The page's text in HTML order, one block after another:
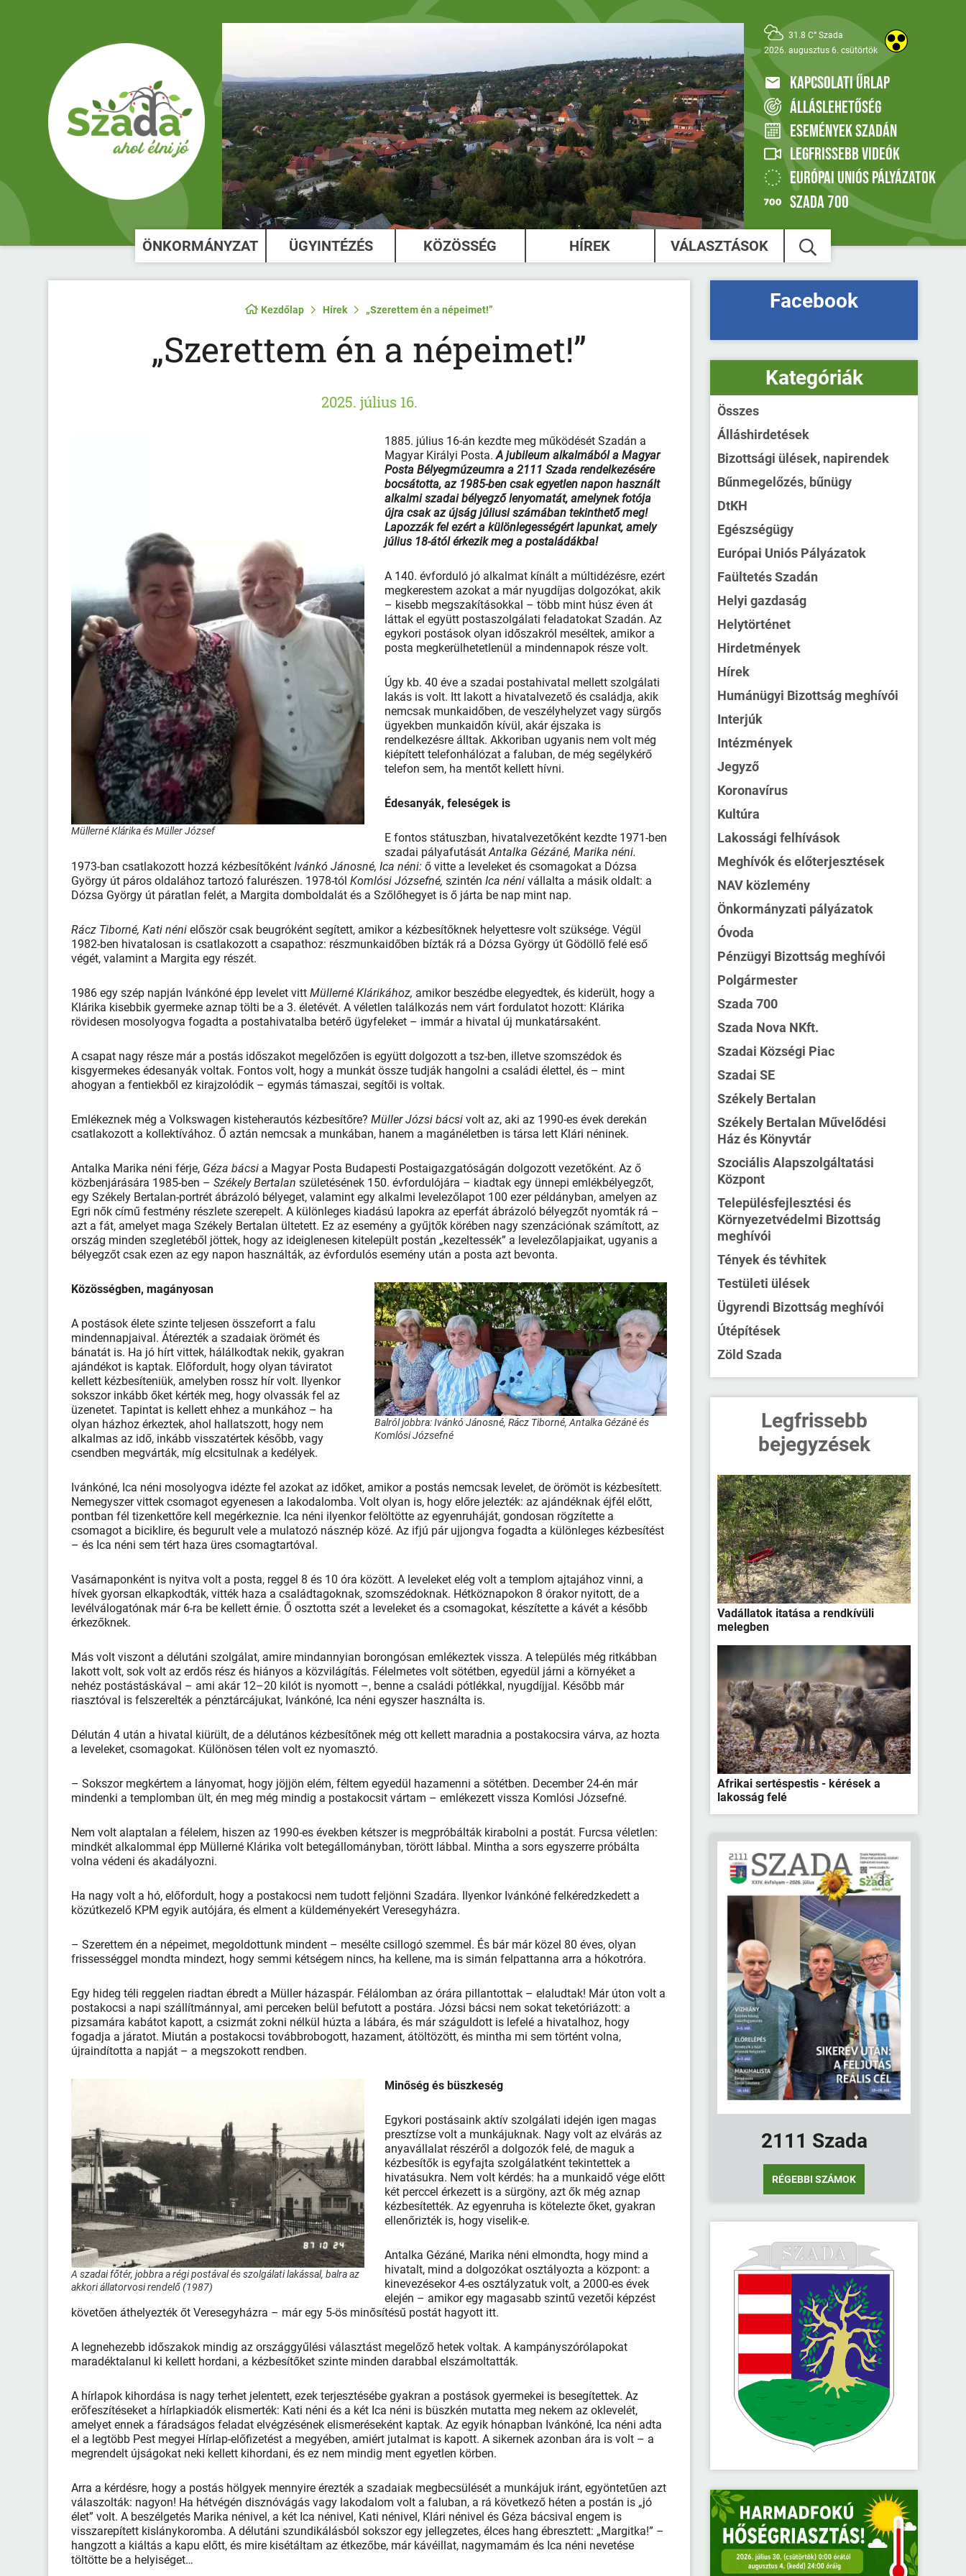
31.8 C° Szada
2026. augusztus 6. csütörtök
KAPCSOLATI ŰRLAP
ÁLLÁSLEHETŐSÉG
ESEMÉNYEK SZADÁN
LEGFRISSEBB VIDEÓK
EURÓPAI UNIÓS PÁLYÁZATOK
SZADA 700
ÖNKORMÁNYZAT ÜGYINTÉZÉS KÖZÖSSÉG HÍREK VÁLASZTÁSOK
Kezdőlap Hírek „Szerettem én a népeimet!”
„Szerettem én a népeimet!”
2025. július 16.
Müllerné Klárika és Müller József
1885. július 16-án kezdte meg működését Szadán a
Magyar Királyi Posta.A jubileum alkalmából a Magyar
Posta Bélyegmúzeumra a 2111 Szada rendelkezésére
bocsátotta, az 1985-ben csak egyetlen napon használt
alkalmi szadai bélyegző lenyomatát, amelynek fotója
újra csak az újság júliusi számában tekinthető meg!
Lapozzák fel ezért a különlegességért lapunkat, amely
július 18-ától érkezik meg a postaládákba!
A 140. évforduló jó alkalmat kínált a múltidézésre, ezért
megkerestem azokat a már nyugdíjas dolgozókat, akik
– kisebb megszakításokkal – több mint húsz éven át
láttak el együtt postaszolgálati feladatokat Szadán. Az
egykori postások olyan időszakról meséltek, amikor a
posta megkerülhetetlenül a mindennapok része volt.
Úgy kb. 40 éve a szadai postahivatal mellett szolgálati
lakás is volt. Itt lakott a hivatalvezető és családja, akik
nemcsak munkaidőben, de veszélyhelyzet vagy sürgős
ügyekben munkaidőn kívül, akár éjszaka is
rendelkezésre álltak. Akkoriban ugyanis nem volt még
kiépített telefonhálózat a faluban, de még segélykérő
telefon sem, ha mentőt kellett hívni.
Édesanyák, feleségek is
E fontos státuszban, hivatalvezetőként kezdte 1971-ben
szadai pályafutását Antalka Gézáné, Marika néni.
1973-ban csatlakozott hozzá kézbesítőkéntIvánkó Jánosné, Ica néni: ő vitte a leveleket és csomagokat a Dózsa
György út páros oldalához tartozó falurészen. 1978-tólKomlósi Józsefné, szinténIca néni vállalta a másik oldalt: a
Dózsa György út páratlan felét, a Margita domboldalát és a Szőlőhegyet is ő járta be nap mint nap.
Rácz Tiborné, Kati néni először csak beugróként segített, amikor a kézbesítőknek helyettesre volt szüksége. Végül
1982-ben hivatalosan is csatlakozott a csapathoz: részmunkaidőben bízták rá a Dózsa György út Gödöllő felé eső
végét, valamint a Margita egy részét.
1986 egy szép napján Ivánkóné épp levelet vittMüllerné Klárikához, amikor beszédbe elegyedtek, és kiderült, hogy a
Klárika kisebbik gyermeke aznap tölti be a 3. életévét. A véletlen találkozás nem várt fordulatot hozott: Klárika
rövidesen mosolyogva fogadta a postahivatalba betérő ügyfeleket – immár a hivatal új munkatársaként.
A csapat nagy része már a postás időszakot megelőzően is együtt dolgozott a tsz-ben, illetve szomszédok és
kisgyermekes édesanyák voltak. Fontos volt, hogy a munkát össze tudják hangolni a családi élettel, és – mint
ahogyan a fentiekből ez kirajzolódik – egymás támaszai, segítői is voltak.
Emlékeznek még a Volkswagen kisteherautós kézbesítőre?Müller Józsi bácsi volt az, aki az 1990-es évek derekán
csatlakozott a kollektívához. Ő aztán nemcsak a munkában, hanem a magánéletben is társa lett Klári néninek.
Antalka Marika néni férje, Géza bácsi a Magyar Posta Budapesti Postaigazgatóságán dolgozott vezetőként. Az ő
közbenjárására 1985-ben –Székely Bertalan születésének 150. évfordulójára – kiadtak egy ünnepi emlékbélyegzőt,
egy Székely Bertalan-portrét ábrázoló bélyeget, valamint egy alkalmi levelezőlapot 100 ezer példányban, amelyen az
Egri nők című festmény részlete szerepelt. A különleges kiadású lapokra az eperfát ábrázoló bélyegzőt nyomták rá –
azt a fát, amelyet maga Székely Bertalan ültetett. Ez az esemény a gyűjtők körében nagy szenzációnak számított, az
ország minden szegletéből jöttek, hogy az ideiglenesen kitelepült postán „kezeltessék” a levelezőlapjaikat, ugyanis a
bélyegzőt csak ezen az egy napon használták, az évfordulós esemény után a posta azt bevonta.
Balról jobbra: Ivánkó Jánosné, Rácz Tiborné, Antalka Gézáné és
Komlósi Józsefné
Közösségben, magányosan
A postások élete szinte teljesen összeforrt a falu
mindennapjaival. Átérezték a szadaiak örömét és
bánatát is. Ha jó hírt vittek, hálálkodtak nekik, gyakran
ajándékot is kaptak. Előfordult, hogy olyan táviratot
kellett kézbesíteniük, amelyben rossz hír volt. Ilyenkor
sokszor inkább őket kérték meg, hogy olvassák fel az
üzenetet. Tapintat is kellett ehhez a munkához – ha
olyan házhoz érkeztek, ahol hallatszott, hogy nem
alkalmas az idő, inkább visszatértek később, vagy
csendben megvárták, míg elcsitulnak a kedélyek.
Ivánkóné, Ica néni mosolyogva idézte fel azokat az időket, amikor a postás nemcsak levelet, de örömöt is kézbesített.
Nemegyszer vittek csomagot egyenesen a lakodalomba. Volt olyan is, hogy előre jelezték: az ajándéknak éjfél előtt,
pontban fél tizenkettőre kell megérkeznie. Ica néni ilyenkor felöltötte az egyenruháját, gondosan rögzítette a
csomagot a biciklire, és begurult vele a mulatozó násznép közé. Az ifjú pár ujjongva fogadta a különleges kézbesítést
– és Ica néni sem tért haza üres csomagtartóval.
Vasárnaponként is nyitva volt a posta, reggel 8 és 10 óra között. A leveleket elég volt a templom ajtajához vinni, a
hívek gyorsan elkapkodták, vitték haza a családtagoknak, szomszédoknak. Hétköznapokon 8 órakor nyitott, de a
levélválogatónak már 6-ra be kellett érnie. Ő osztotta szét a leveleket és a csomagokat, készítette a kávét a később
érkezőknek.
Más volt viszont a délutáni szolgálat, amire mindannyian borongósan emlékeztek vissza. A település még ritkábban
lakott volt, sok volt az erdős rész és hiányos a közvilágítás. Félelmetes volt sötétben, egyedül járni a környéket a
nehéz postástáskával – ami akár 12–20 kilót is nyomott –, benne a családi pótlékkal, nyugdíjjal. Később már
riasztóval is felszerelték a pénztárcájukat, Ivánkóné, Ica néni egyszer használta is.
Délután 4 után a hivatal kiürült, de a délutános kézbesítőnek még ott kellett maradnia a postakocsira várva, az hozta
a leveleket, csomagokat. Különösen télen volt ez nyomasztó.
– Sokszor megkértem a lányomat, hogy jöjjön elém, féltem egyedül hazamenni a sötétben. December 24-én már
mindenki a templomban ült, én meg még mindig a postakocsit vártam – emlékezett vissza Komlósi Józsefné.
Nem volt alaptalan a félelem, hiszen az 1990-es években kétszer is megpróbálták kirabolni a postát. Furcsa véletlen:
mindkét alkalommal épp Müllerné Klárika volt betegállományban, törött lábbal. Mintha a sors egyszerre próbálta
volna védeni és akadályozni.
Ha nagy volt a hó, előfordult, hogy a postakocsi nem tudott feljönni Szadára. Ilyenkor Ivánkóné felkéredzkedett a
közútkezelő KPM egyik autójára, és elment a küldeményekért Veresegyházra.
– Szerettem én a népeimet, megoldottunk mindent – mesélte csillogó szemmel. És bár már közel 80 éves, olyan
frissességgel mondta mindezt, hogy semmi kétségem nincs, ha kellene, ma is simán felpattanna arra a hókotróra.
Egy hideg téli reggelen riadtan ébredt a Müller házaspár. Félálomban az órára pillantottak – elaludtak! Már úton volt a
postakocsi a napi szállítmánnyal, ami perceken belül befutott a postára. Józsi bácsi nem sokat teketóriázott: a
pizsamára kabátot kapott, a csizmát zokni nélkül húzta a lábára, és már száguldott is lefelé a hivatalhoz, hogy
fogadja a járatot. Miután a postakocsi továbbrobogott, hazament, átöltözött, és mintha mi sem történt volna,
újraindította a napját – a megszokott rendben.
A szadai főtér, jobbra a régi postával és szolgálati lakással, balra az
akkori állatorvosi rendelő (1987)
Minőség és büszkeség
Egykori postásaink aktív szolgálati idején igen magas
presztízse volt a munkájuknak. Nagy volt az elvárás az
anyavállalat részéről a dolgozók felé, de maguk a
kézbesítők is egyfajta szolgálatként tekintettek a
hivatásukra. Nem volt kérdés: ha a munkaidő vége előtt
két perccel érkezett is a sürgöny, azt ők még aznap
kézbesítették. Az egyenruha is kötelezte őket, gyakran
ellenőrizték is, hogy viselik-e.
Antalka Gézáné, Marika néni elmondta, hogy mind a
hivatalt, mind a dolgozókat osztályozta a központ: a
kinevezésekor 4-es osztályzatuk volt, a 2000-es évek
elején – amikor egy magasabb szintű vezetői képzést
követően áthelyezték őt Veresegyházra – már egy 5-ös minősítésű postát hagyott itt.
A legnehezebb időszakok mindig az országgyűlési választást megelőző hetek voltak. A kampányszórólapokat
maradéktalanul ki kellett hordani, a kézbesítőket szinte minden darabbal elszámoltatták.
A hírlapok kihordása is nagy terhet jelentett, ezek terjesztésébe gyakran a postások gyermekei is besegítettek. Az
erőfeszítéseket a hírlapkiadók elismerték: Kati néni és a két Ica néni is büszkén mutatta meg nekem az oklevelét,
amelyet ennek a fáradságos feladat elvégzésének elismeréseként kaptak. Az egyik hónapban Ivánkóné, Ica néni adta
el a legtöbb Pest megyei Hírlap-előfizetést a megyében, amiért jutalmat is kapott. A sikernek azonban ára is volt – a
megrendelt újságokat neki kellett kihordani, és ez nem mindig ment egyetlen körben.
Arra a kérdésre, hogy a postás hölgyek mennyire érezték a szadaiak megbecsülését a munkájuk iránt, egyöntetűen azt
válaszolták: nagyon! Ha hétvégén disznóvágás vagy lakodalom volt a faluban, a rá következő héten a postán is „jó
élet” volt. A beszélgetés Marika nénivel, a két Ica nénivel, Kati nénivel, Klári nénivel és Géza bácsival engem is
visszarepített kislánykoromba. A délutáni szundikálásból sokszor egy jellegzetes, élces hang ébresztett: „Margitka!” –
hangzott a kiáltás a kapu előtt, és mire kisétáltam az étkezőbe, már kávéillat, nagymamám és Ica néni nevetése
töltötte be a helyiséget…
Facebook
Kategóriák
Összes
Álláshirdetések
Bizottsági ülések, napirendek
Bűnmegelőzés, bűnügy
DtKH
Egészségügy
Európai Uniós Pályázatok
Faültetés Szadán
Helyi gazdaság
Helytörténet
Hirdetmények
Hírek
Humánügyi Bizottság meghívói
Interjúk
Intézmények
Jegyző
Koronavírus
Kultúra
Lakossági felhívások
Meghívók és előterjesztések
NAV közlemény
Önkormányzati pályázatok
Óvoda
Pénzügyi Bizottság meghívói
Polgármester
Szada 700
Szada Nova NKft.
Szadai Községi Piac
Szadai SE
Székely Bertalan
Székely Bertalan Művelődési
Ház és Könyvtár
Szociális Alapszolgáltatási
Központ
Településfejlesztési és
Környezetvédelmi Bizottság
meghívói
Tények és tévhitek
Testületi ülések
Ügyrendi Bizottság meghívói
Útépítések
Zöld Szada
Legfrissebb
bejegyzések
Vadállatok itatása a rendkívüli
melegben
Afrikai sertéspestis - kérések a
lakosság felé
2111 Szada
RÉGEBBI SZÁMOK